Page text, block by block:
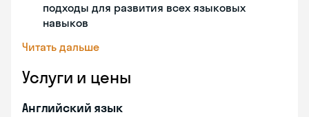
подходы для развития всех языковых
навыков
Читать дальше
Услуги и цены
Английский язык